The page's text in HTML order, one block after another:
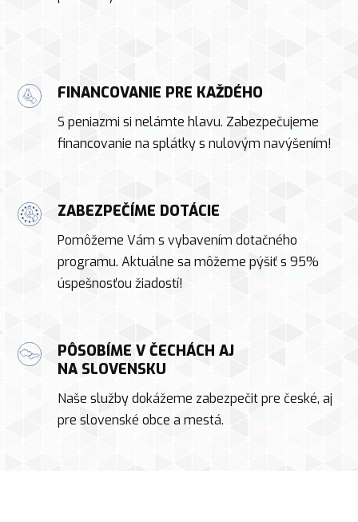
FINANCOVANIE PRE KAŽDÉHO
S peniazmi si nelámte hlavu. Zabezpečujeme
financovanie na splátky s nulovým navýšením!
ZABEZPEČÍME DOTÁCIE
Pomôžeme Vám s vybavením dotačného
programu. Aktuálne sa môžeme pýšiť s 95%
úspešnosťou žiadostí!
PÔSOBÍME V ČECHÁCH AJ
NA SLOVENSKU
Naše služby dokážeme zabezpečit pre české, aj
pre slovenské obce a mestá.